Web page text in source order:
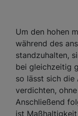
Um den hohen
während des
standzuhalten,
bei gleichzeitig
so lässt sich die
verdichten,
Anschließend
ist